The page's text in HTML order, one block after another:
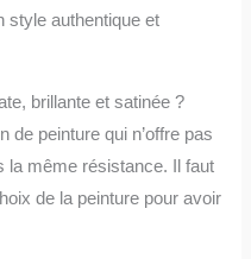
style authentique et
brillante et satinée ?
de peinture qui n’offre pas
la même résistance. Il faut
de la peinture pour avoir